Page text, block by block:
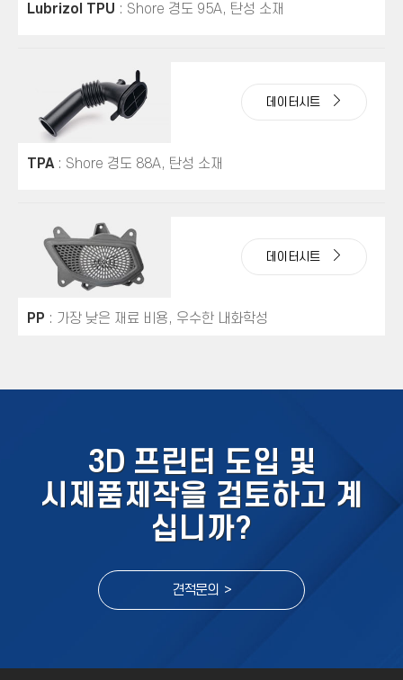
Lubrizol TPU : Shore 경도 95A, 탄성 소재
데이터시트
TPA : Shore 경도 88A, 탄성 소재
데이터시트
PP : 가장 낮은 재료 비용, 우수한 내화학성
3D 프린터 도입 및
시제품제작을 검토하고 계
십니까?
견적문의 >